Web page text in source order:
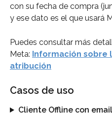
con su fecha de compra
y ese dato es el que usará
Puedes consultar más
Meta: Información sobre
atribución
Casos de uso
Cliente Offline con email